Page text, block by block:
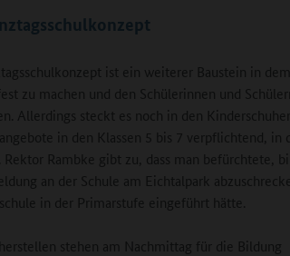
ist ein weiterer Baustein in
zu machen und den Schülerinnen und
Allerdings steckt es noch in den
in den Klassen 5 bis 7 verpflichtend, in
Rambke gibt zu, dass man befürchtete,
an der Schule am Eichtalpark
in der Primarstufe eingeführt hätte.
stehen am Nachmittag für die Bildung